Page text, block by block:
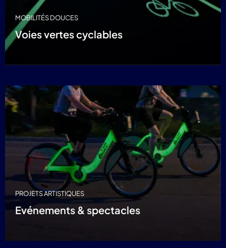
MOBILITÉS DOUCES
Voies vertes cyclables
PROJETS ARTISTIQUES
Evénements & spectacles